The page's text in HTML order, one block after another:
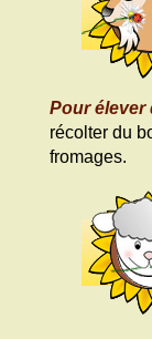
Pour élever
récolter du
fromages.